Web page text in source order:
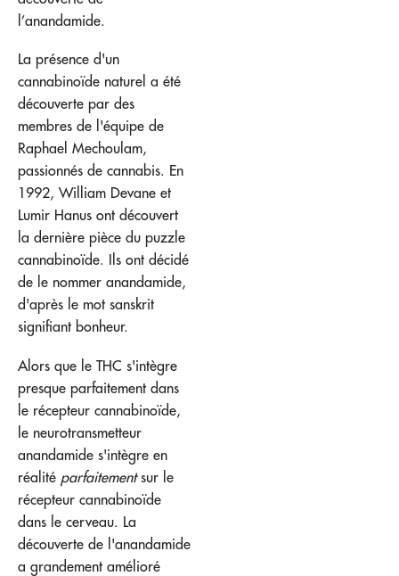
l’anandamide.
La présence d'un
cannabinoïde naturel a été
découverte par des
membres de l'équipe de
Raphael Mechoulam,
passionnés de cannabis. En
1992, William Devane et
Lumir Hanus ont découvert
la dernière pièce du puzzle
cannabinoïde. Ils ont décidé
de le nommer anandamide,
d'après le mot sanskrit
signifiant bonheur.
Alors que le THC s'intègre
presque parfaitement dans
le récepteur cannabinoïde,
le neurotransmetteur
anandamide s'intègre en
réalité parfaitementsur le
récepteur cannabinoïde
dans le cerveau. La
découverte de l'anandamide
a grandement amélioré